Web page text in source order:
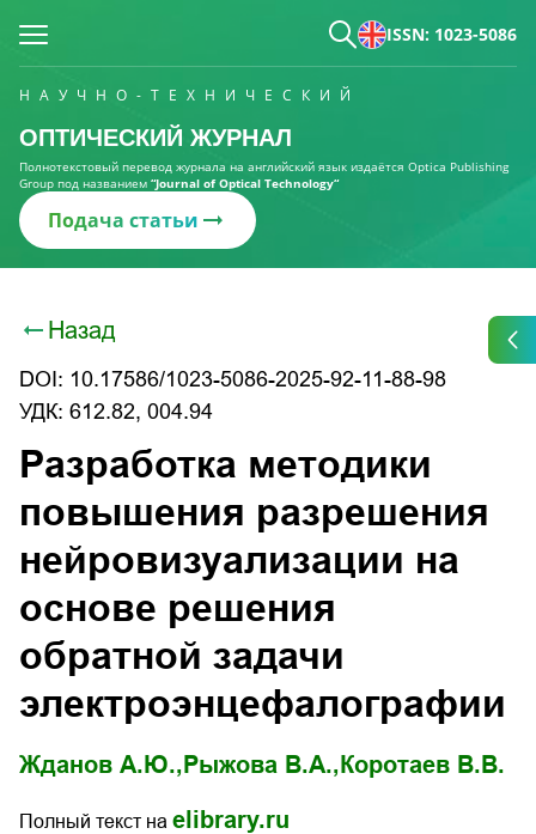
ISSN: 1023-5086
НАУЧНО-ТЕХНИЧЕСКИЙ
ОПТИЧЕСКИЙ ЖУРНАЛ
Полнотекстовый перевод журнала на английский язык издаётся Optica Publishing
Group под названием “Journal of Optical Technology“
Подача статьи
Назад
DOI: 10.17586/1023-5086-2025-92-11-88-98
УДК: 612.82, 004.94
Разработка методики
повышения разрешения
нейровизуализации на
основе решения
обратной задачи
электроэнцефалографии
Жданов А.Ю., Рыжова В.А., Коротаев В.В.
Полный текст на elibrary.ru